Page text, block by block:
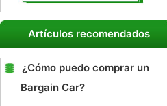
Artículos recomendados
¿Cómo puedo comprar un
Bargain Car?